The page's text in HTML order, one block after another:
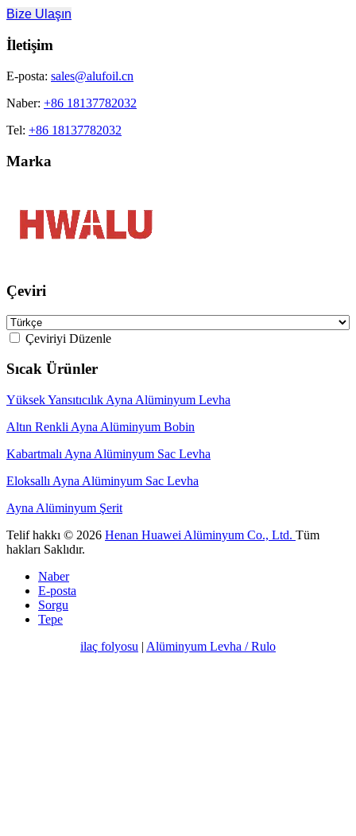
Bize Ulaşın
İletişim
E-posta: sales@alufoil.cn
Naber: +86 18137782032
Tel: +86 18137782032
Marka
Çeviri
Çeviriyi Düzenle
Sıcak Ürünler
Yüksek Yansıtıcılık Ayna Alüminyum Levha
Altın Renkli Ayna Alüminyum Bobin
Kabartmalı Ayna Alüminyum Sac Levha
Eloksallı Ayna Alüminyum Sac Levha
Ayna Alüminyum Şerit
Telif hakkı © 2026 Henan Huawei Alüminyum Co., Ltd. Tüm
hakları Saklıdır.
Naber
E-posta
Sorgu
Tepe
ilaç folyosu | Alüminyum Levha / Rulo